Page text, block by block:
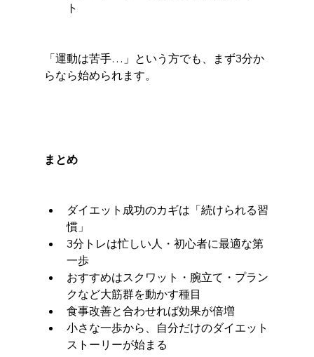
ト
「運動は苦手…」という方でも、まず3分か
らなら始められます。
まとめ
ダイエット成功のカギは「続けられる習
慣」
3分トレは忙しい人・初心者に最適な第
一歩
おすすめはスクワット・腕立て・プラン
クなど大筋群を動かす種目
食事改善と合わせれば効果が倍増
小さな一歩から、自分だけのダイエット
ストーリーが始まる